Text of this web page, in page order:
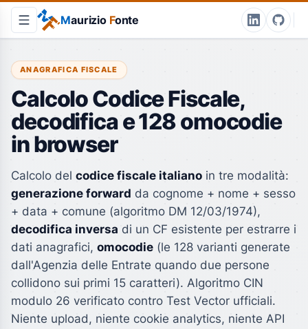
Maurizio Fonte
ANAGRAFICA FISCALE
Calcolo Codice Fiscale,
decodifica e 128 omocodie
in browser
Calcolo del codice fiscale italiano in tre modalità:
generazione forward da cognome + nome + sesso
+ data + comune (algoritmo DM 12/03/1974),
decodifica inversa di un CF esistente per estrarre i
dati anagrafici, omocodie (le 128 varianti generate
dall'Agenzia delle Entrate quando due persone
collidono sui primi 15 caratteri). Algoritmo CIN
modulo 26 verificato contro Test Vector ufficiali.
Niente upload, niente cookie analytics, niente API